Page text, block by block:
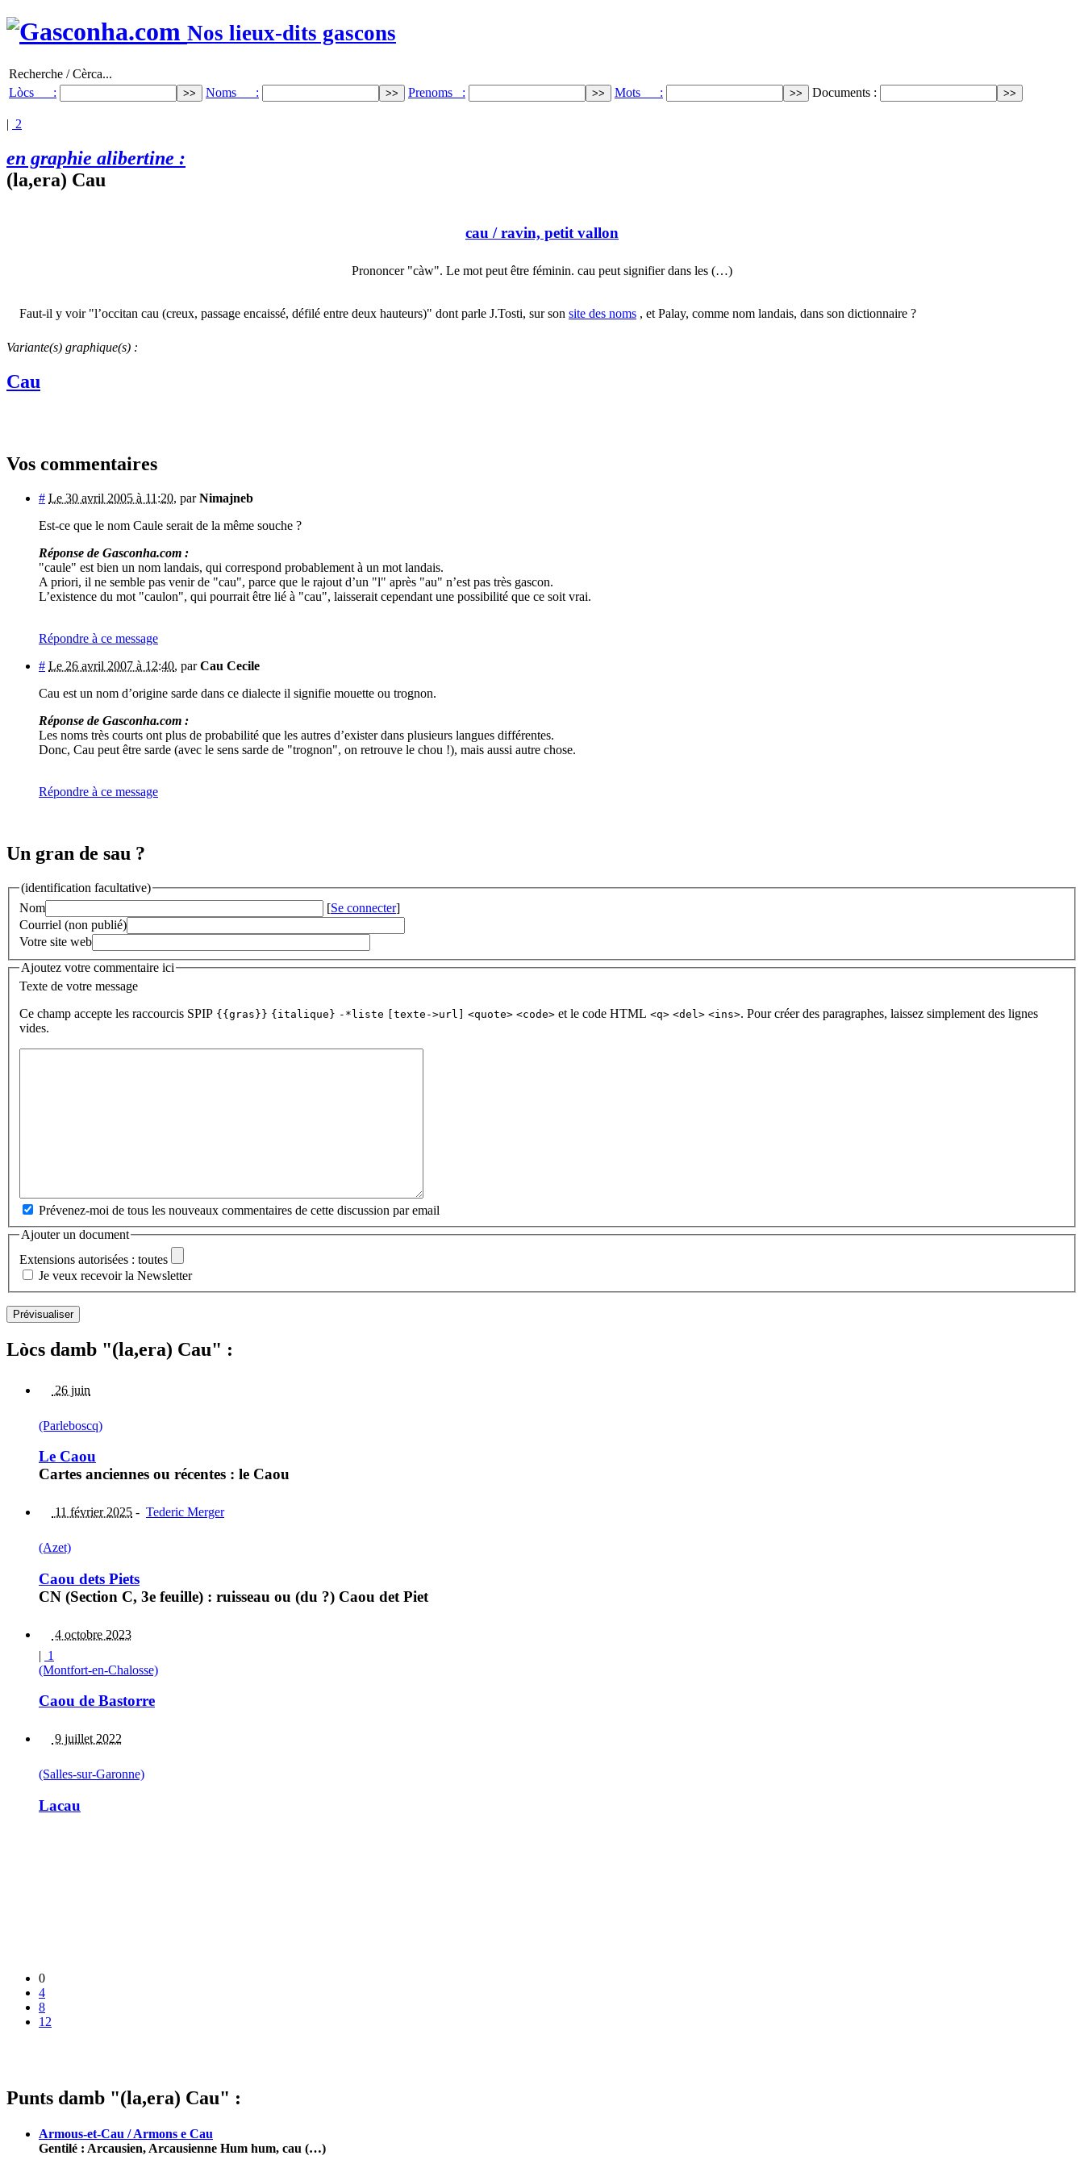
Nos lieux-dits gascons
Recherche / Cèrca...
Lòcs :
Noms : Prenoms : Mots : Documents :
| 2
en graphie alibertine :
(la,era) Cau
cau / ravin, petit vallon
Prononcer "càw". Le mot peut être féminin. cau peut signifier dans les (…)
Faut-il y voir "l’occitan cau (creux, passage encaissé, défilé entre deux hauteurs)" dont parle J.Tosti, sur son site des noms , et Palay, comme nom landais, dans son dictionnaire ?
Variante(s) graphique(s) :
Cau
Vos commentaires
# Le 30 avril 2005 à 11:20, parNimajneb
Est-ce que le nom Caule serait de la même souche ?
Réponse de Gasconha.com :
"caule" est bien un nom landais, qui correspond probablement à un mot landais.
A priori, il ne semble pas venir de "cau", parce que le rajout d’un "l" après "au" n’est pas très gascon.
L’existence du mot "caulon", qui pourrait être lié à "cau", laisserait cependant une possibilité que ce soit vrai.
Répondre à ce message
# Le 26 avril 2007 à 12:40, parCau Cecile
Cau est un nom d’origine sarde dans ce dialecte il signifie mouette ou trognon.
Réponse de Gasconha.com :
Les noms très courts ont plus de probabilité que les autres d’exister dans plusieurs langues différentes.
Donc, Cau peut être sarde (avec le sens sarde de "trognon", on retrouve le chou !), mais aussi autre chose.
Répondre à ce message
Un gran de sau ?
(identification facultative)
Nom
[Se connecter]
Courriel (non publié)
Votre site web
Ajoutez votre commentaire ici
Texte de votre message
Ce champ accepte les raccourcis SPIP {{gras}} {italique} -*liste [texte->url] <quote> <code> et le code HTML <q> <del> <ins>. Pour créer des paragraphes, laissez simplement des lignes
vides.
Prévenez-moi de tous les nouveaux commentaires de cette discussion par email
Ajouter un document
Extensions autorisées : toutes
Je veux recevoir la Newsletter
Lòcs damb "(la,era) Cau" :
26 juin
(Parleboscq)
Le Caou
Cartes anciennes ou récentes : le Caou
11 février 2025 - Tederic Merger
(Azet)
Caou dets Piets
CN (Section C, 3e feuille) : ruisseau ou (du ?) Caou det Piet
4 octobre 2023
| 1
(Montfort-en-Chalosse)
Caou de Bastorre
9 juillet 2022
(Salles-sur-Garonne)
Lacau
0
4
8
12
Punts damb "(la,era) Cau" :
Armous-et-Cau / Armons e Cau
Gentilé : Arcausien, Arcausienne Hum hum, cau (…)